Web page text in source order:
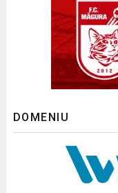
DOMENIU